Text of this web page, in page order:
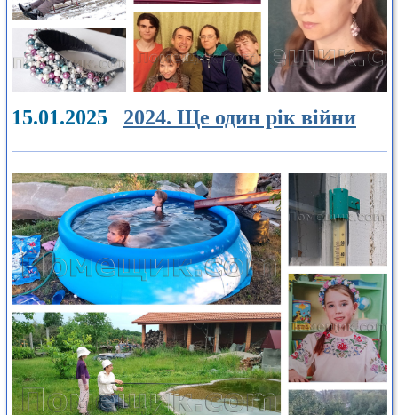
15.01.2025 2024. Ще один рік війни